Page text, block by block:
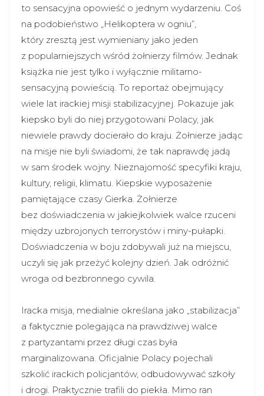
to sensacyjna opowieść o jednym wydarzeniu. Coś
na podobieństwo „Helikoptera w ogniu”,
który zresztą jest wymieniany jako jeden
z popularniejszych wśród żołnierzy filmów. Jednak
książka nie jest tylko i wyłącznie militarno-
sensacyjną powieścią. To reportaż obejmujący
wiele lat irackiej misji stabilizacyjnej. Pokazuje jak
kiepsko byli do niej przygotowani Polacy, jak
niewiele prawdy docierało do kraju. Żołnierze jadąc
na misje nie byli świadomi, że tak naprawdę jadą
w sam środek wojny. Nieznajomość specyfiki kraju,
kultury, religii, klimatu. Kiepskie wyposażenie
pamiętające czasy Gierka. Żołnierze
bez doświadczenia w jakiejkolwiek walce rzuceni
między uzbrojonych terrorystów i miny-pułapki.
Doświadczenia w boju zdobywali już na miejscu,
uczyli się jak przeżyć kolejny dzień. Jak odróżnić
wroga od bezbronnego cywila.
Iracka misja, medialnie określana jako „stabilizacja”
a faktycznie polegająca na prawdziwej walce
z partyzantami przez długi czas była
marginalizowana. Oficjalnie Polacy pojechali
szkolić irackich policjantów, odbudowywać szkoły
i drogi. Praktycznie trafili do piekła. Mimo ran